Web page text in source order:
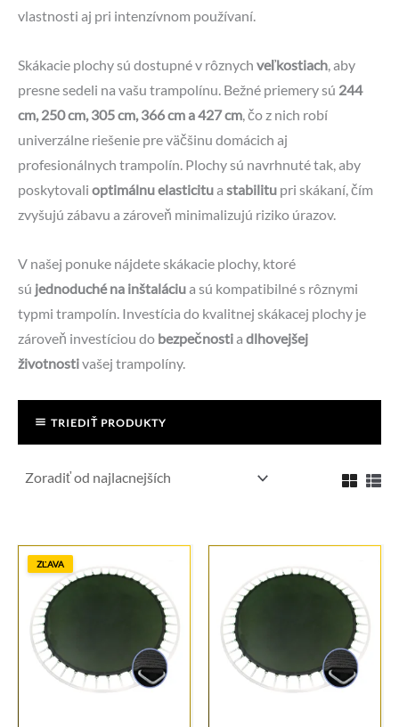
vlastnosti aj pri intenzívnom používaní.
Skákacie plochy sú dostupné v rôznych veľkostiach, aby
presne sedeli na vašu trampolínu. Bežné priemery sú 244
cm, 250 cm, 305 cm, 366 cm a 427 cm, čo z nich robí
univerzálne riešenie pre väčšinu domácich aj
profesionálnych trampolín. Plochy sú navrhnuté tak, aby
poskytovali optimálnu elasticitua stabilitu pri skákaní, čím
zvyšujú zábavu a zároveň minimalizujú riziko úrazov.
V našej ponuke nájdete skákacie plochy, ktoré
sú jednoduché na inštaláciua sú kompatibilné s rôznymi
typmi trampolín. Investícia do kvalitnej skákacej plochy je
zároveň investíciou do bezpečnostia dlhovejšej
životnostivašej trampolíny.
TRIEDIŤ PRODUKTY
ZĽAVA